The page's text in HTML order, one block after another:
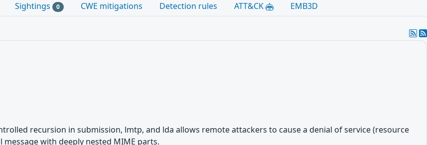
Sightings 0 CWE mitigations Detection rules ATT&CK EMB3D
recursion in submission, lmtp, and lda allows remote attackers to cause a denial of service (resource
with deeply nested MIME parts.